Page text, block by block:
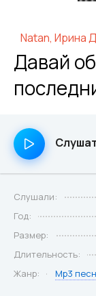
Natan, Ирина
Давай
Слушали:
Год:
Размер:
Длительность:
Жанр:
Mp3